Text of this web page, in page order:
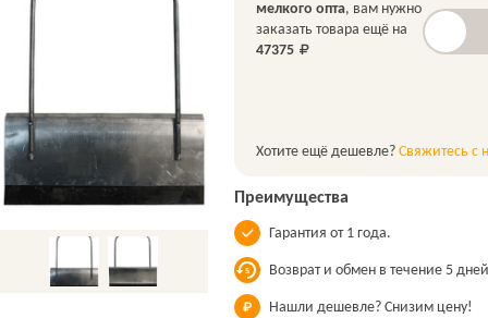
мелкого опта, вам нужно
заказать товара ещё на
47375
Хотите ещё дешевле? Свяжитесь с
Преимущества
Гарантия от 1 года.
Возврат и обмен в течение 5
Нашли дешевле? Снизим цену!